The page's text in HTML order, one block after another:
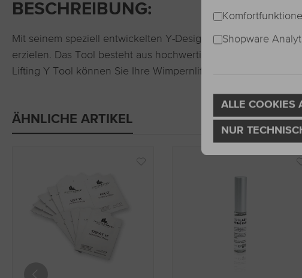
BESCHREIBUNG:
Mit seinem speziell entwickelten Y-Design ermöglicht es
erzielen. Das Tool besteht aus hochwertigem Material und
Lifting Y Tool können Sie Ihre Wimpernlifting-Behandlungen
ÄHNLICHE ARTIKEL
Shopware
ALLE COOKIES
NUR